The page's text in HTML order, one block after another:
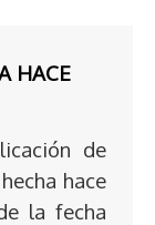
HACE
de
hace
la fecha